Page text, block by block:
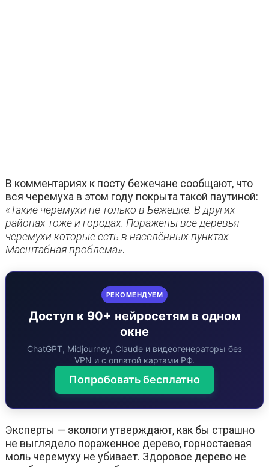
В комментариях к посту бежечане сообщают, что
вся черемуха в этом году покрыта такой паутиной:
«Такие черемухи не только в Бежецке. В других
районах тоже и городах. Поражены все деревья
черемухи которые есть в населённых пунктах.
Масштабная проблема».
РЕКОМЕНДУЕМ
Доступ к 90+ нейросетям в одном
окне
ChatGPT, Midjourney, Claude и видеогенераторы без
VPN и с оплатой картами РФ.
Попробовать бесплатно
Эксперты — экологи утверждают, как бы страшно
не выглядело пораженное дерево, горностаевая
моль черемуху не убивает. Здоровое дерево не